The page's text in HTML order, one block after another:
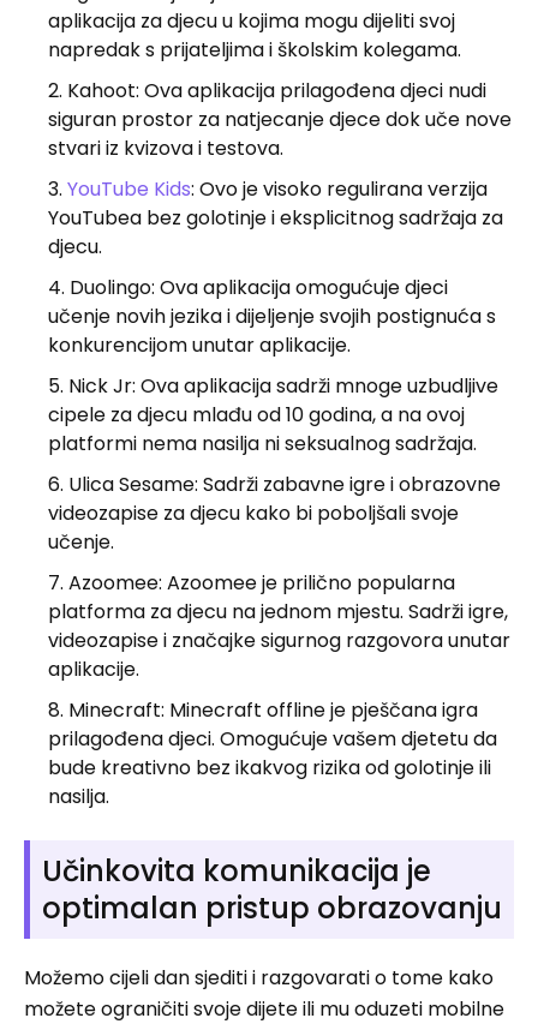
aplikacija za djecu u kojima mogu dijeliti svoj
napredak s prijateljima i školskim kolegama.
Kahoot: Ova aplikacija prilagođena djeci nudi
siguran prostor za natjecanje djece dok uče nove
stvari iz kvizova i testova.
YouTube Kids: Ovo je visoko regulirana verzija
YouTubea bez golotinje i eksplicitnog sadržaja za
djecu.
Duolingo: Ova aplikacija omogućuje djeci
učenje novih jezika i dijeljenje svojih postignuća s
konkurencijom unutar aplikacije.
Nick Jr: Ova aplikacija sadrži mnoge uzbudljive
cipele za djecu mlađu od 10 godina, a na ovoj
platformi nema nasilja ni seksualnog sadržaja.
Ulica Sesame: Sadrži zabavne igre i obrazovne
videozapise za djecu kako bi poboljšali svoje
učenje.
Azoomee: Azoomee je prilično popularna
platforma za djecu na jednom mjestu. Sadrži igre,
videozapise i značajke sigurnog razgovora unutar
aplikacije.
Minecraft: Minecraft offline je pješčana igra
prilagođena djeci. Omogućuje vašem djetetu da
bude kreativno bez ikakvog rizika od golotinje ili
nasilja.
Učinkovita komunikacija je
optimalan pristup obrazovanju
Možemo cijeli dan sjediti i razgovarati o tome kako
možete ograničiti svoje dijete ili mu oduzeti mobilne